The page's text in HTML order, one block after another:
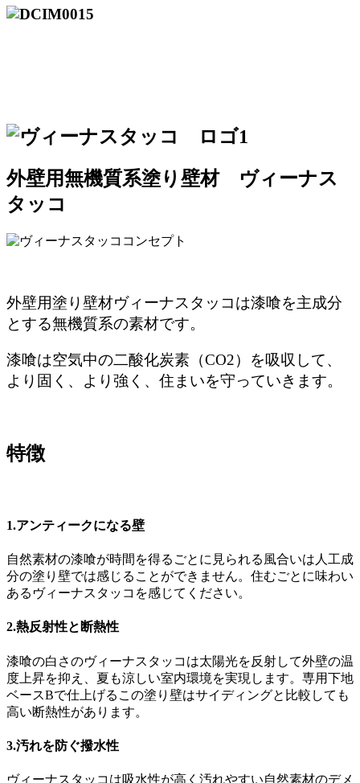
外壁用無機質系塗り壁材 ヴィーナス
タッコ
外壁用塗り壁材ヴィーナスタッコは漆喰を主成分
とする無機質系の素材です。
漆喰は空気中の二酸化炭素（CO2）を吸収して、
より固く、より強く、住まいを守っていきます。
特徴
1.アンティークになる壁
自然素材の漆喰が時間を得るごとに見られる風合いは人工成
分の塗り壁では感じることができません。住むごとに味わい
あるヴィーナスタッコを感じてください。
2.熱反射性と断熱性
漆喰の白さのヴィーナスタッコは太陽光を反射して外壁の温
度上昇を抑え、夏も涼しい室内環境を実現します。専用下地
ベースBで仕上げるこの塗り壁はサイディングと比較しても
高い断熱性があります。
3.汚れを防ぐ撥水性
ヴィーナスタッコは吸水性が高く汚れやすい自然素材のデメ